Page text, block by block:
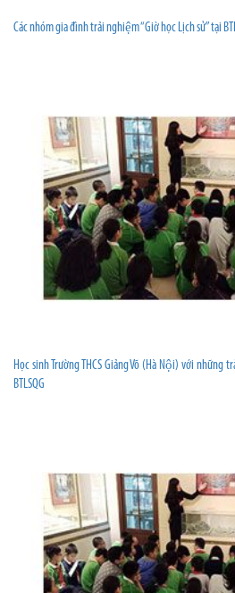
Các nhóm gia đình trải nghiệm “Giờ học Lịch sử” tại
Học sinh Trường THCS Giảng Võ (Hà Nội) với những
BTLSQG